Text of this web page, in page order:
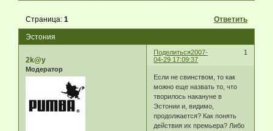
Эстония
Страница:1 Ответить
Поделиться 1
2007-
04-29 17:09:37
2k@y
Модератор
Если не свинством, то как
можно еще назвать то, что
творилось накануне в
Эстонии и, видимо,
продолжается? Как понять
действия их премьера? Либо